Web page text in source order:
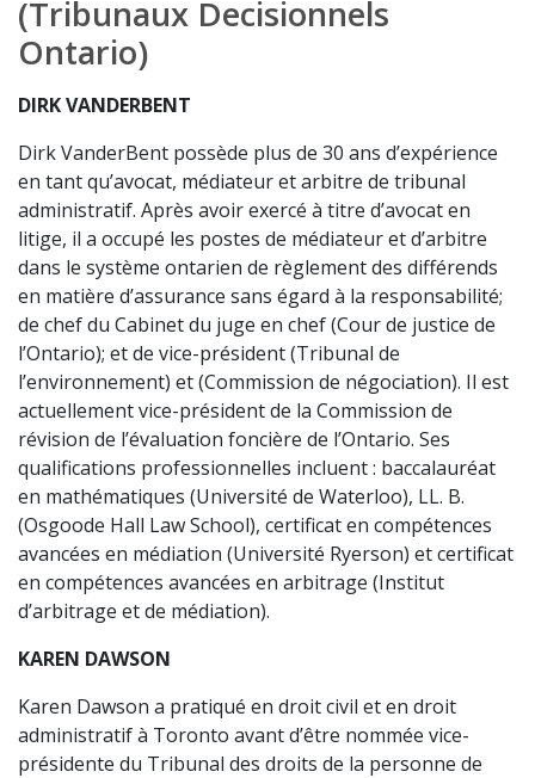
(Tribunaux Decisionnels
Ontario)
DIRK VANDERBENT
Dirk VanderBent possède plus de 30 ans d’expérience
en tant qu’avocat, médiateur et arbitre de tribunal
administratif. Après avoir exercé à titre d’avocat en
litige, il a occupé les postes de médiateur et d’arbitre
dans le système ontarien de règlement des différends
en matière d’assurance sans égard à la responsabilité;
de chef du Cabinet du juge en chef (Cour de justice de
l’Ontario); et de vice-président (Tribunal de
l’environnement) et (Commission de négociation). Il est
actuellement vice-président de la Commission de
révision de l’évaluation foncière de l’Ontario. Ses
qualifications professionnelles incluent : baccalauréat
en mathématiques (Université de Waterloo), LL. B.
(Osgoode Hall Law School), certificat en compétences
avancées en médiation (Université Ryerson) et certificat
en compétences avancées en arbitrage (Institut
d’arbitrage et de médiation).
KAREN DAWSON
Karen Dawson a pratiqué en droit civil et en droit
administratif à Toronto avant d’être nommée vice-
présidente du Tribunal des droits de la personne de